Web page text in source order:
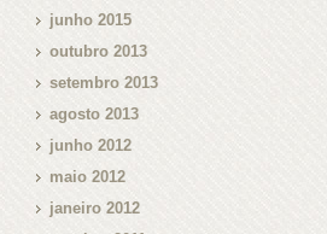
junho 2015
outubro 2013
setembro 2013
agosto 2013
junho 2012
maio 2012
janeiro 2012